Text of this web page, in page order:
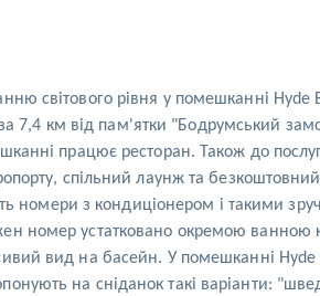
світового рівня у помешканні
7,4 км від пам'ятки "Бодрумський
працює ресторан. Також до
спільний лаунж та
номери з кондиціонером і такими
номер устатковано окремою
вид на басейн. У помешканні
на сніданок такі варіанти: